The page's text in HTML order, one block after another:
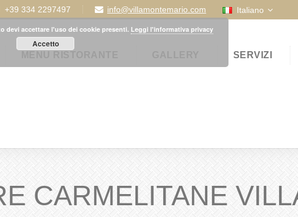
+39 334 2297497 info@villamontemario.com Italiano
SERVIZI
CARMELITANE
devi accettare l'uso dei cookie presenti. Leggi l'informativa privacy
Accetto